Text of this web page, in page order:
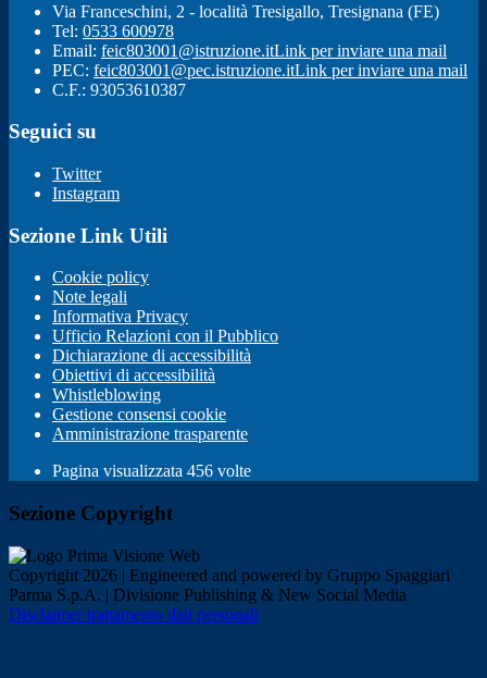
Via Franceschini, 2 - località Tresigallo, Tresignana (FE)
Tel: 0533 600978
Email: feic803001@istruzione.itLink per inviare una mail
PEC: feic803001@pec.istruzione.itLink per inviare una mail
C.F.: 93053610387
Seguici su
Twitter
Instagram
Sezione Link Utili
Cookie policy
Note legali
Informativa Privacy
Ufficio Relazioni con il Pubblico
Dichiarazione di accessibilità
Obiettivi di accessibilità
Whistleblowing
Gestione consensi cookie
Amministrazione trasparente
Pagina visualizzata 456 volte
Sezione Copyright
Copyright 2026 | Engineered and powered by Gruppo Spaggiari
Parma S.p.A. | Divisione Publishing & New Social Media
Disclaimer trattamento dati personali